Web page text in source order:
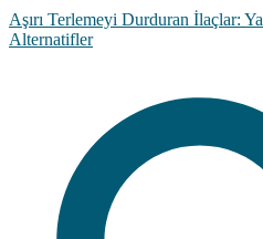
Aşırı Terlemeyi Durduran İlaçlar:
Alternatifler